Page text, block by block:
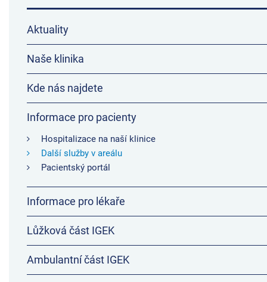
Aktuality
Naše klinika
Kde nás najdete
Informace pro pacienty
Hospitalizace na naší klinice
Další služby v areálu
Pacientský portál
Informace pro lékaře
Lůžková část IGEK
Ambulantní část IGEK